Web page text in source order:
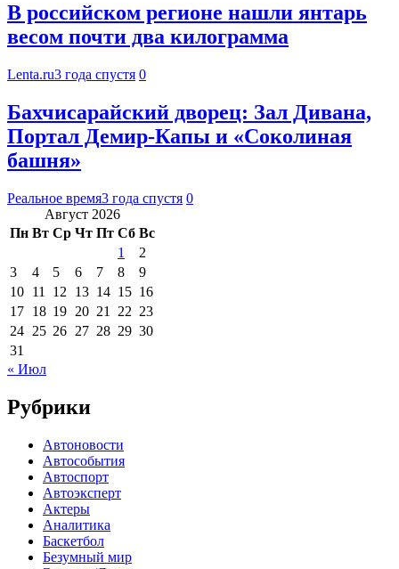
В российском регионе нашли янтарь
весом почти два килограмма
Lenta.ru3 года спустя 0
Бахчисарайский дворец: Зал Дивана,
Портал Демир-Капы и «Соколиная
башня»
Реальное время3 года спустя 0
Август 2026
Пн Вт Ср Чт Пт Сб Вс
1
2
3
4 5 6 7 8
9
10 11 12 13 14 15 16
17 18 19 20 21 22 23
24 25 26 27 28 29 30
31
« Июл
Рубрики
Автоновости
Автособытия
Автоспорт
Автоэксперт
Актеры
Аналитика
Баскетбол
Безумный мир